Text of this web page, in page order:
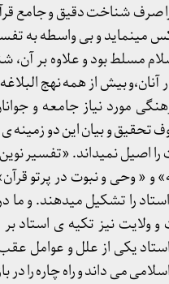
صرف شناخت دقیق و جامع
مینماید و بی واسطه به
مسلط بود و علاوه بر
آنان،و بیش از همه نهج
مورد نیاز جامعه و
و بیان این دو زمینه
نمیداند. «تفسیر نوین»
و « وحی و نبوت در پرتو
را تشکیل میدهند. و ما
نیز تکیه ی استاد
یکی از علل و عوامل
می داند و راه چاره را